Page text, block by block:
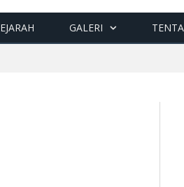
GALERI